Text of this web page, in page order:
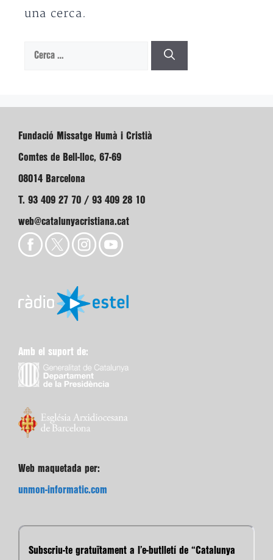
una cerca.
Cerca:
Fundació Missatge Humà i Cristià
Comtes de Bell-lloc, 67-69
08014 Barcelona
T. 93 409 27 70 / 93 409 28 10
web@catalunyacristiana.cat
Amb el suport de:
Web maquetada per:
unmon-informatic.com
Subscriu-te gratuïtament a l’e-butlletí de “Catalunya